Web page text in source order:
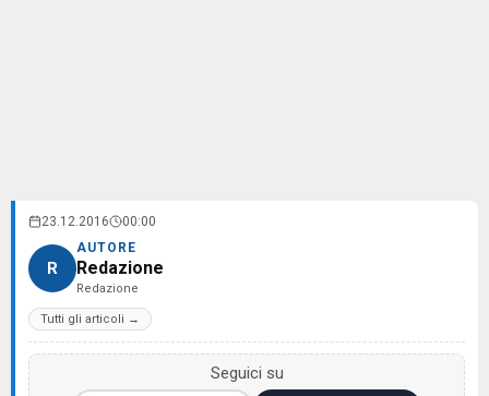
23.12.2016 00:00
R
AUTORE
Redazione
Redazione
Tutti gli articoli →
Seguici su